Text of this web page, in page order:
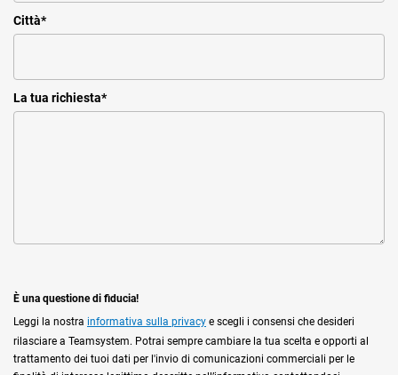
Città*
La tua richiesta*
È una questione di fiducia!
Leggi la nostra informativa sulla privacy e scegli i consensi che desideri
rilasciare a Teamsystem. Potrai sempre cambiare la tua scelta e opporti al
trattamento dei tuoi dati per l'invio di comunicazioni commerciali per le